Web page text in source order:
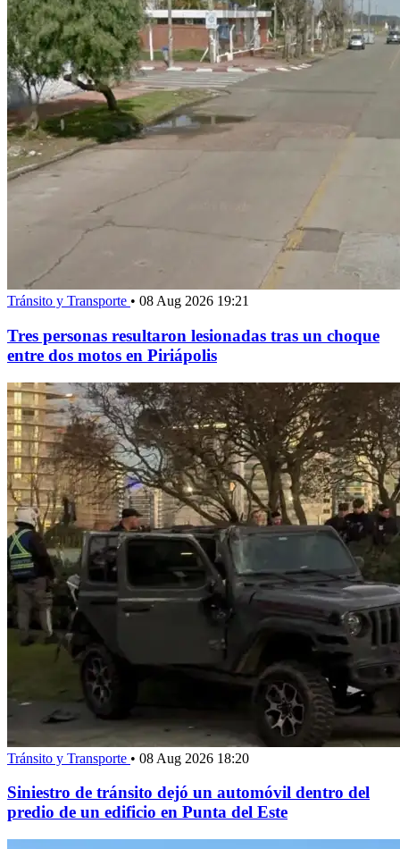
Tránsito y Transporte • 08 Aug 2026 19:21
Tres personas resultaron lesionadas tras un choque
entre dos motos en Piriápolis
Tránsito y Transporte • 08 Aug 2026 18:20
Siniestro de tránsito dejó un automóvil dentro del
predio de un edificio en Punta del Este